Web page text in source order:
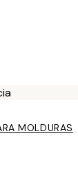
MOLDURAS